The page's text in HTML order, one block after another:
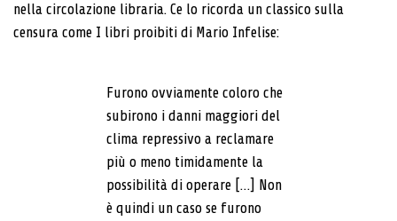
nella circolazione libraria. Ce lo ricorda un classico sulla
censura come I libri proibiti di Mario Infelise:
Furono ovviamente coloro che
subirono i danni maggiori del
clima repressivo a reclamare
più o meno timidamente la
possibilità di operare […] Non
è quindi un caso se furono